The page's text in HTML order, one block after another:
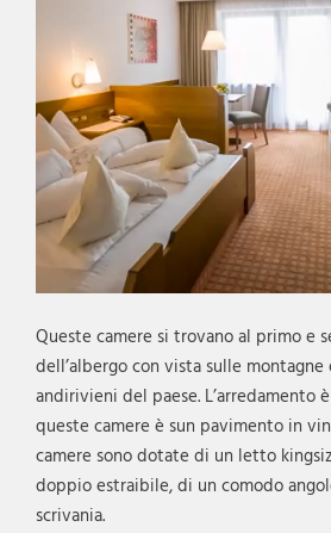
Queste camere si trovano al primo e
dell’albergo con vista sulle montagne
andirivieni del paese. L’arredamento
queste camere è sun pavimento in
camere sono dotate di un letto
doppio estraibile, di un comodo
scrivania.